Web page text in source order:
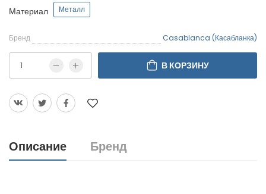
Материал Металл
Бренд Casablanca (Касабланка)
В КОРЗИНУ
Описание Бренд